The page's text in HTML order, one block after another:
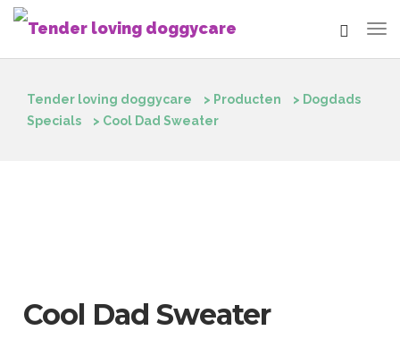
Tender loving doggycare > Producten > Dogdads
Specials
> Cool Dad Sweater
Cool Dad Sweater